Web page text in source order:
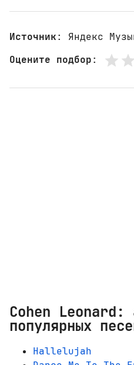
Источник: Яндекс
Оцените подбор:
Cohen Leonard:
популярных
Hallelujah